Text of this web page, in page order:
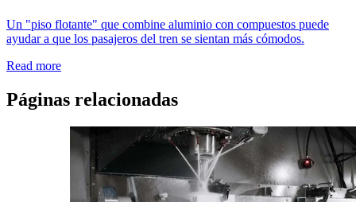
Un "piso flotante" que combine aluminio con compuestos puede
ayudar a que los pasajeros del tren se sientan más cómodos.
Read more
Páginas relacionadas